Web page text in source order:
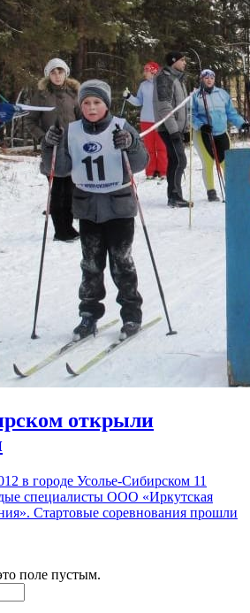
открыли
в городе Усолье-Сибирском 11
специалисты ООО «Иркутская
Стартовые соревнования прошли
поле пустым.